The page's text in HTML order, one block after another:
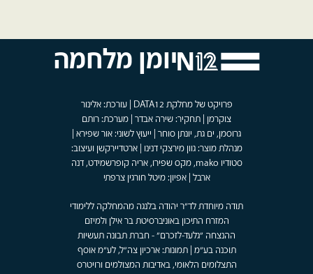
יומן מלחמה
פרויקט של מחלקת DATA12 | עורכת: אלינור
צוקרמן | תחקיר: שירה אבדר | מערכת: רותם
גרוסמן, ים גת, יונתן סוחר | ייעוץ לשוני: אור שפירא |
מנהלת מוצר: גוון מירצקי דנינו | ארטדיירקשן ועיצוב:
סטודיו mako, מקס שפירו, אריה קופרשמידט, דנה
ארבל | אפיון: מיטל חורגין צרפתי
תודה מיוחדת לד"ר יהודה בלנגה מהמחלקה ללימודי
המזרח התיכון באוניברסיטת בר אילן ולמיזם
ההנצחה "גלעד-לזכרם" - חברת תבונה תעשיות
תוכנה בע"מ | תמונות: ארכיון צה"ל, לע"מ אוסף
התצלומים הלאומי, באדיבות המצולמים ורויטרס